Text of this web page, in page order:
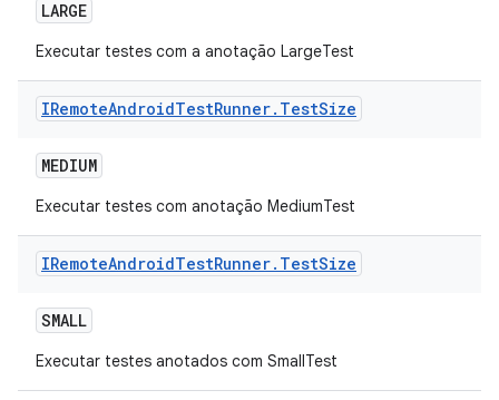
LARGE
Executar testes com a anotação LargeTest
IRemoteAndroidTestRunner. TestSize
MEDIUM
Executar testes com anotação MediumTest
IRemoteAndroidTestRunner. TestSize
SMALL
Executar testes anotados com SmallTest